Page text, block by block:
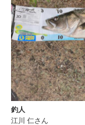
釣人
江川 仁さん